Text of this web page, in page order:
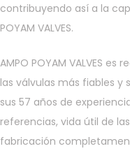
contribuyendo así a la
POYAM VALVES.
AMPO POYAM VALVES
las válvulas más fiables y
sus 57 años de
referencias, vida útil de
fabricación